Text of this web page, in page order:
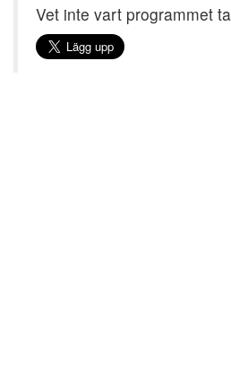
Vet inte vart programmet